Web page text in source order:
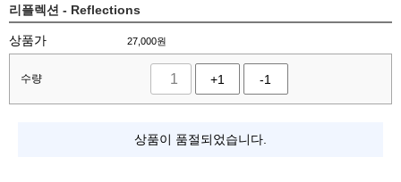
리플렉션 - Reflections
상품가 27,000원
수량 +1 -1
상품이 품절되었습니다.